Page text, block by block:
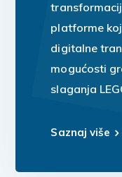
platforme
digitalne
mogućosti
slaganja
Saznaj više